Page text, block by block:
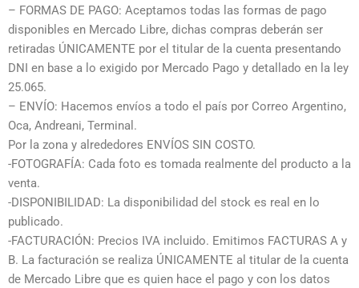
– FORMAS DE PAGO: Aceptamos todas las formas de pago
disponibles en Mercado Libre, dichas compras deberán ser
retiradas ÚNICAMENTE por el titular de la cuenta presentando
DNI en base a lo exigido por Mercado Pago y detallado en la ley
25.065.
– ENVÍO: Hacemos envíos a todo el país por Correo Argentino,
Oca, Andreani, Terminal.
Por la zona y alrededores ENVÍOS SIN COSTO.
-FOTOGRAFÍA: Cada foto es tomada realmente del producto a la
venta.
-DISPONIBILIDAD: La disponibilidad del stock es real en lo
publicado.
-FACTURACIÓN: Precios IVA incluido. Emitimos FACTURAS A y
B. La facturación se realiza ÚNICAMENTE al titular de la cuenta
de Mercado Libre que es quien hace el pago y con los datos